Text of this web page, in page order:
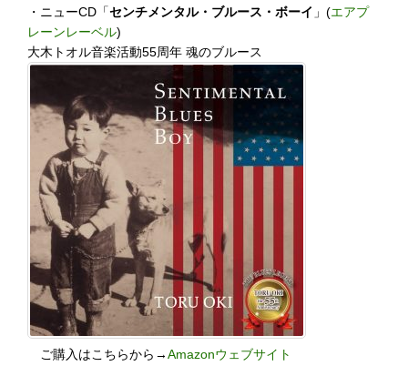
・ニューCD「センチメンタル・ブルース・ボーイ 」(エアプ
レーンレーベル)
大木トオル音楽活動55周年 魂のブルース
ご購入はこちらから→Amazonウェブサイト